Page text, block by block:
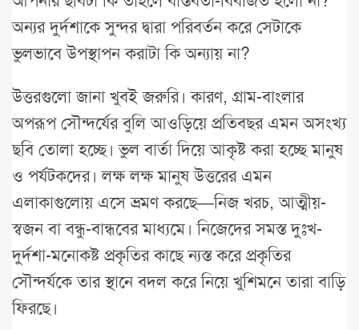
অন্যর দুর্দশাকে সুন্দর দ্বারা পরিবর্তন করে সেটাকে
ভুলভাবে উপস্থাপন করাটা কি অন্যায় না?
উত্তরগুলো জানা খুবই জরুরি। কারণ, গ্রাম-বাংলার
অপরূপ সৌন্দর্যের বুলি আওড়িয়ে প্রতিবছর এমন অসংখ্য
ছবি তোলা হচ্ছে। ভুল বার্তা দিয়ে আকৃষ্ট করা হচ্ছে মানুষ
ও পর্যটকদের। লক্ষ লক্ষ মানুষ উত্তরের এমন
এলাকাগুলোয় এসে ভ্রমণ করছে—নিজ খরচ, আত্মীয়-
স্বজন বা বন্ধু-বান্ধবের মাধ্যমে। নিজেদের সমস্ত দুঃখ-
দুর্দশা-মনোকষ্ট প্রকৃতির কাছে ন্যস্ত করে প্রকৃতির
সৌন্দর্যকে তার স্থানে বদল করে নিয়ে খুশিমনে তারা বাড়ি
ফিরছে।